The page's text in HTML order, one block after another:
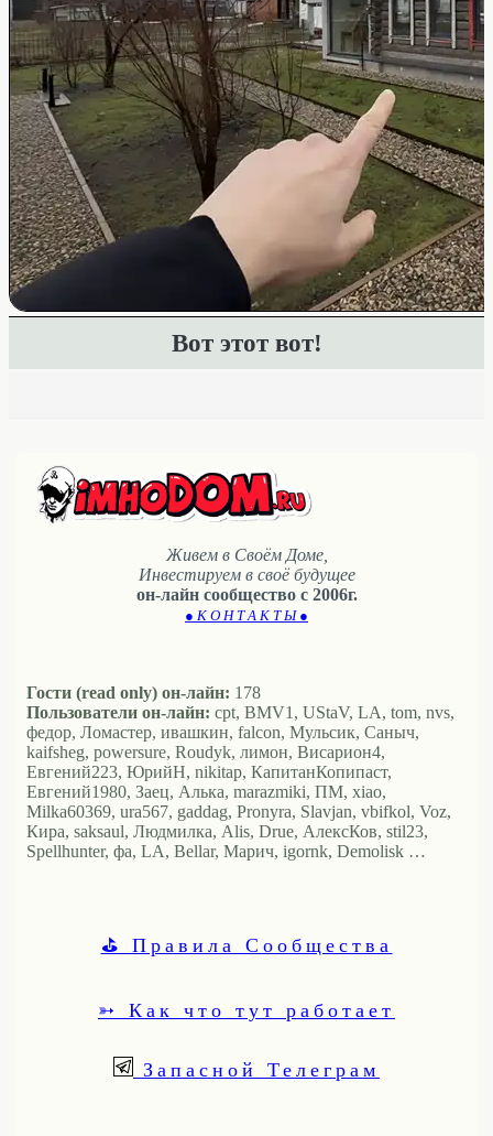
Вот этот вот!
Живем в Своём Доме,
Инвестируем в своё будущее
он-лайн сообщество с 2006г.
● К О Н Т А К Т Ы ●
Гости (read only) он-лайн: 178
Пользователи он-лайн: cpt, BMV1, UStaV, LA, tom, nvs,
федор, Ломастер, ивашкин, falcon, Мульсик, Саныч,
kaifsheg, powersure, Roudyk, лимон, Висариoн4,
Евгений223, ЮрийН, nikitap, КапитанКопипаст,
Евгений1980, Заец, Алька, marazmiki, ПМ, xiao,
Milka60369, ura567, gaddag, Pronyra, Slavjan, vbifkol, Voz,
Кира, saksaul, Людмилка, Alis, Drue, АлексКов, stil23,
Spellhunter, фа, LA, Bellar, Марич, igornk, Demolisk …
⛳ Правила Сообщества
➳ Как что тут работает
Запасной Телеграм